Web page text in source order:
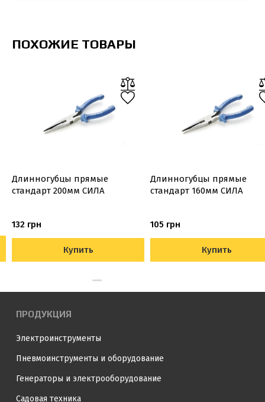
ПОХОЖИЕ ТОВАРЫ
Длинногубцы прямые
стандарт 200мм СИЛА
132 грн
Купить
Длинногубцы прямые
стандарт 160мм СИЛА
105 грн
Купить
ПРОДУКЦИЯ
Электроинструменты
Пневмоинструменты и оборудование
Генераторы и электрооборудование
Садовая техника